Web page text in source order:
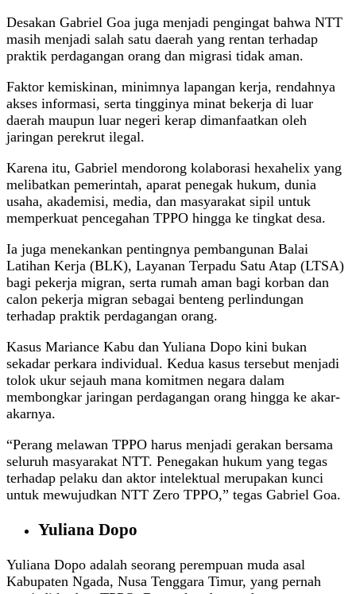
Desakan Gabriel Goa juga menjadi pengingat bahwa NTT
masih menjadi salah satu daerah yang rentan terhadap
praktik perdagangan orang dan migrasi tidak aman.
Faktor kemiskinan, minimnya lapangan kerja, rendahnya
akses informasi, serta tingginya minat bekerja di luar
daerah maupun luar negeri kerap dimanfaatkan oleh
jaringan perekrut ilegal.
Karena itu, Gabriel mendorong kolaborasi hexahelix yang
melibatkan pemerintah, aparat penegak hukum, dunia
usaha, akademisi, media, dan masyarakat sipil untuk
memperkuat pencegahan TPPO hingga ke tingkat desa.
Ia juga menekankan pentingnya pembangunan Balai
Latihan Kerja (BLK), Layanan Terpadu Satu Atap (LTSA)
bagi pekerja migran, serta rumah aman bagi korban dan
calon pekerja migran sebagai benteng perlindungan
terhadap praktik perdagangan orang.
Kasus Mariance Kabu dan Yuliana Dopo kini bukan
sekadar perkara individual. Kedua kasus tersebut menjadi
tolok ukur sejauh mana komitmen negara dalam
membongkar jaringan perdagangan orang hingga ke akar-
akarnya.
“Perang melawan TPPO harus menjadi gerakan bersama
seluruh masyarakat NTT. Penegakan hukum yang tegas
terhadap pelaku dan aktor intelektual merupakan kunci
untuk mewujudkan NTT Zero TPPO,” tegas Gabriel Goa.
Yuliana Dopo
Yuliana Dopo adalah seorang perempuan muda asal
Kabupaten Ngada, Nusa Tenggara Timur, yang pernah